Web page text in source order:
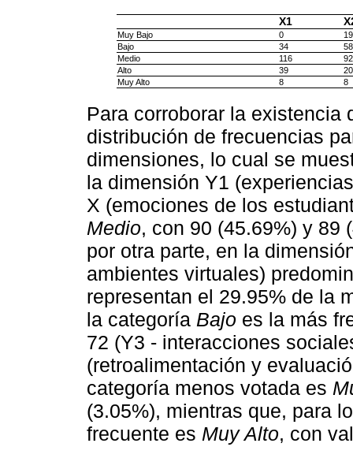
X1
Muy Bajo 0
19
Bajo
34
58
Medio
116
92
Alto
39
20
Muy Alto
8 8
Para corroborar la existencia
distribución de frecuencias
dimensiones, lo cual se
la dimensión Y1
X (emociones de los
Medio, con 90 (45.69%) y 89
por otra parte, en la
ambientes virtuales)
representan el 29.95% de la
la categoría Bajo es la más
72 (Y3 - interacciones
(retroalimentación y
categoría menos votada es
(3.05%), mientras que, para
frecuente es Muy Alto, con